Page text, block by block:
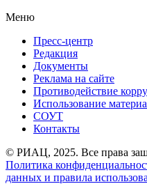
Меню
Пресс-центр
Редакция
Документы
Реклама на сайте
Противодействие
Использование
СОУТ
Контакты
© РИАЦ, 2025. Все права
Политика
данных и правила